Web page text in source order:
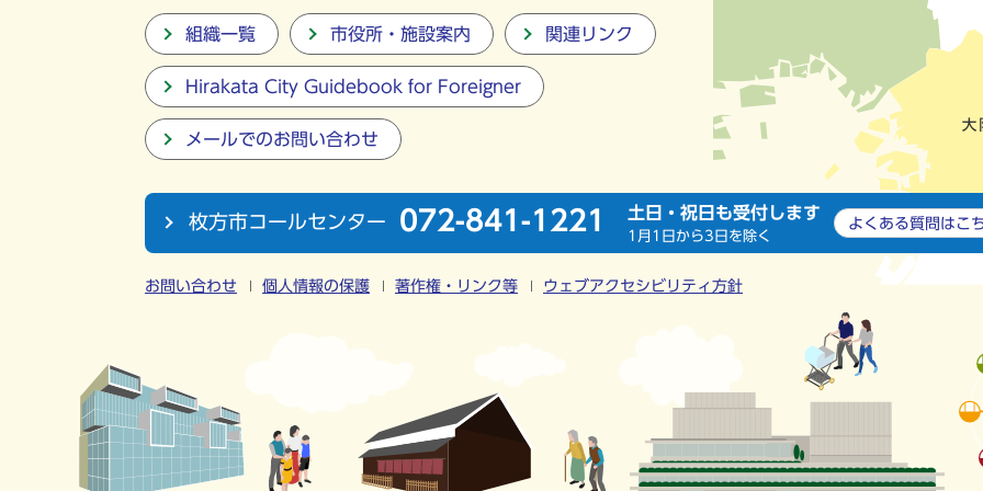
組織一覧 市役所・施設案内 関連リンク
Hirakata City Guidebook for Foreigner
メールでのお問い合わせ
枚方市コールセンター 072-841-1221 土日・祝日も受付します
1月1日から3日を除く
よくある質問は こ
お問い合わせ 個人情報の保護 著作権・リンク等 ウェブアクセシビリティ方針